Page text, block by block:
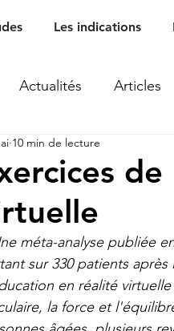
Les indications
Actualités Articles
10 min de lecture
méta-analyse publiée
sur 330 patients
en réalité
la force et